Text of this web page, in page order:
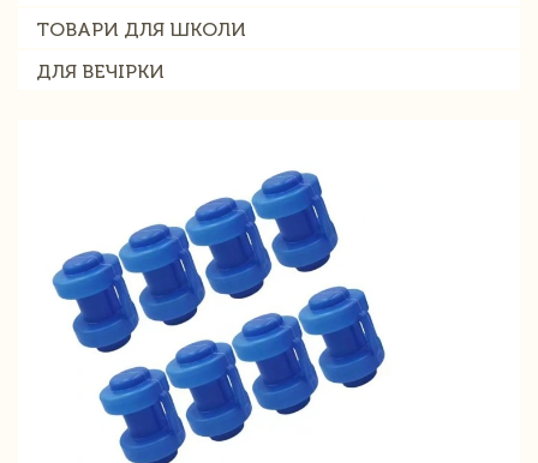
ТОВАРИ ДЛЯ ШКОЛИ
ДЛЯ ВЕЧІРКИ